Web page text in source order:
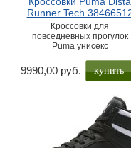
Runner Tech
Кроссовки для
повседневных прогулок
Puma унисекс
9990,00 руб. купить